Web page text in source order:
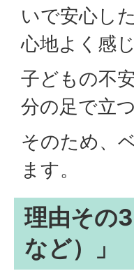
いで安心し
心地よく感
子どもの不
分の足で立
そのため、
ます。
理由その
など）」